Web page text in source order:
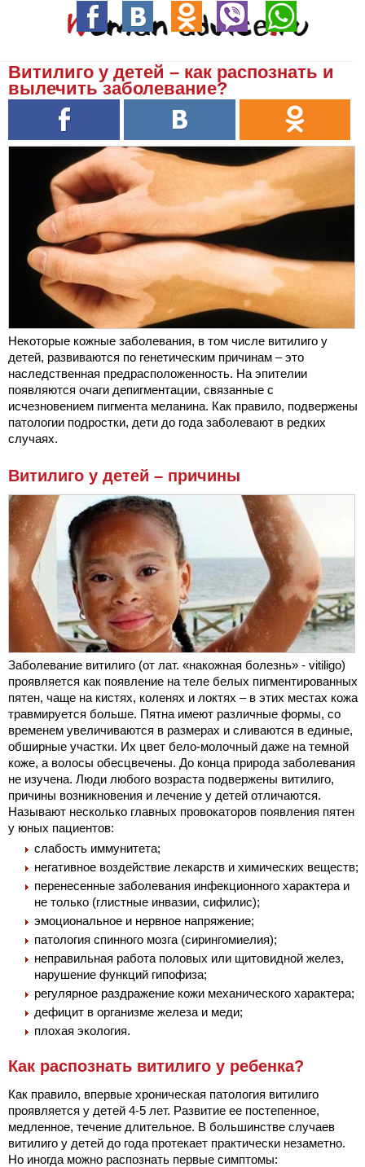
Витилиго у детей – как распознать и
вылечить заболевание?
Некоторые кожные заболевания, в том числе витилиго у
детей, развиваются по генетическим причинам – это
наследственная предрасположенность. На эпителии
появляются очаги депигментации, связанные с
исчезновением пигмента меланина. Как правило, подвержены
патологии подростки, дети до года заболевают в редких
случаях.
Витилиго у детей – причины
Заболевание витилиго (от лат. «накожная болезнь» - vitiligo)
проявляется как появление на теле белых пигментированных
пятен, чаще на кистях, коленях и локтях – в этих местах кожа
травмируется больше. Пятна имеют различные формы, со
временем увеличиваются в размерах и сливаются в единые,
обширные участки. Их цвет бело-молочный даже на темной
коже, а волосы обесцвечены. До конца природа заболевания
не изучена. Люди любого возраста подвержены витилиго,
причины возникновения и лечение у детей отличаются.
Называют несколько главных провокаторов появления пятен
у юных пациентов:
слабость иммунитета;
негативное воздействие лекарств и химических веществ;
перенесенные заболевания инфекционного характера и
не только (глистные инвазии, сифилис);
эмоциональное и нервное напряжение;
патология спинного мозга (сирингомиелия);
неправильная работа половых или щитовидной желез,
нарушение функций гипофиза;
регулярное раздражение кожи механического характера;
дефицит в организме железа и меди;
плохая экология.
Как распознать витилиго у ребенка?
Как правило, впервые хроническая патология витилиго
проявляется у детей 4-5 лет. Развитие ее постепенное,
медленное, течение длительное. В большинстве случаев
витилиго у детей до года протекает практически незаметно.
Но иногда можно распознать первые симптомы: